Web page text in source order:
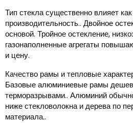
Тип стекла существенно влияет
производительность.. Двойное
основой. Тройное остекление,
газонаполненные агрегаты
и цену.
Качество рамы и тепловые
Базовые алюминиевые рамы
терморазрывами.. Алюминий
ниже стекловолокна и дерева по
материала..